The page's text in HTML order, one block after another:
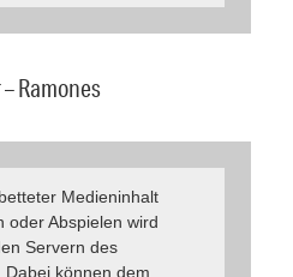
Ramones
Medieninhalt
oder Abspielen wird
Servern des
können dem